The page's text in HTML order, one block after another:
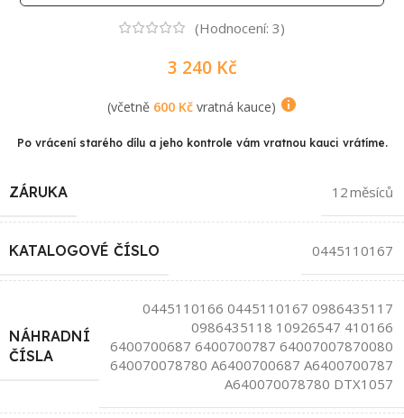
(Hodnocení: 3)
3 240 Kč
(včetně 600 Kčvratná kauce)
Po vrácení starého dílu a jeho kontrole vám vratnou kauci vrátíme.
ZÁRUKA 12 měsíců
KATALOGOVÉ ČÍSLO 0445110167
NÁHRADNÍ
ČÍSLA
0445110166 0445110167 0986435117
0986435118 10926547 410166
6400700687 6400700787 64007007870080
640070078780 A6400700687 A6400700787
A640070078780 DTX1057